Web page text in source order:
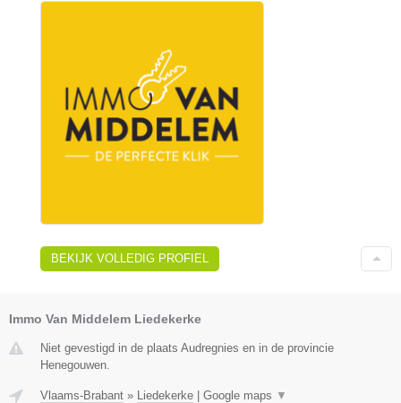
BEKIJK VOLLEDIG PROFIEL
Immo Van Middelem Liedekerke
Niet gevestigd in de plaats Audregnies en in de provincie
Henegouwen.
Vlaams-Brabant » Liedekerke Google maps ▼